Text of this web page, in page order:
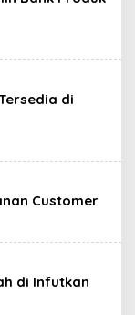
di
Customer
di Infutkan